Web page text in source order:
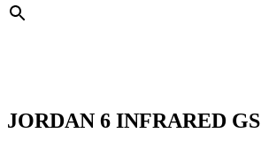
JORDAN 6 INFRARED GS